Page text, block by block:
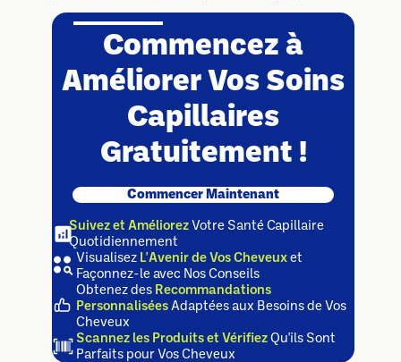
Commencez à
Améliorer Vos Soins
Capillaires
Gratuitement !
Commencer Maintenant
Suivez et Améliorez Votre Santé Capillaire
Quotidiennement
Visualisez L'Avenir de Vos Cheveux et
Façonnez-le avec Nos Conseils
Obtenez des Recommandations
Personnalisées Adaptées aux Besoins de Vos
Cheveux
Scannez les Produits et Vérifiez Qu'ils Sont
Parfaits pour Vos Cheveux